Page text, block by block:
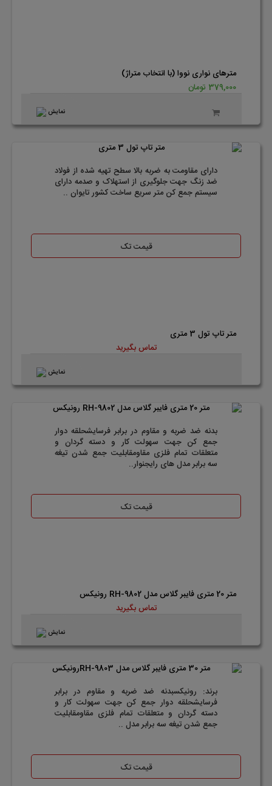
مترهای نواری نووا (با انتخاب متراژ)
379,000 تومان
نمایش
دارای مقاومت به ضربه بالا سطح تهیه شده از فولاد
ضد زنگ جهت جلوگیری از استهلاک و صدمه دارای
سیستم جمع کن متر سریع ساخت کشور تایوان ..
قیمت تک
متر تاپ تول 3 متری
تماس بگیرید
نمایش
بدنه ضد ضربه و مقاوم در برابر فرسایشحلقه دوار
جمع کن جهت سهولت کار و دسته گردان و
متعلقات تمام فلزی مقاومقابلیت جمع شدن تیغه
سه برابر مدل های رایجنوار..
قیمت تک
متر 20 متری فایبر گلاس مدل RH-9802 رونیکس
تماس بگیرید
نمایش
برند: رونیکسبدنه ضد ضربه و مقاوم در برابر
فرسایشحلقه دوار جمع کن جهت سهولت کار و
دسته گردان و متعلقات تمام فلزی مقاومقابلیت
جمع شدن تیغه سه برابر مدل ..
قیمت تک